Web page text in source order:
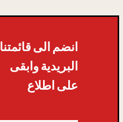
انضم الى قائمتنا
البريدية وابقى
على اطلاع